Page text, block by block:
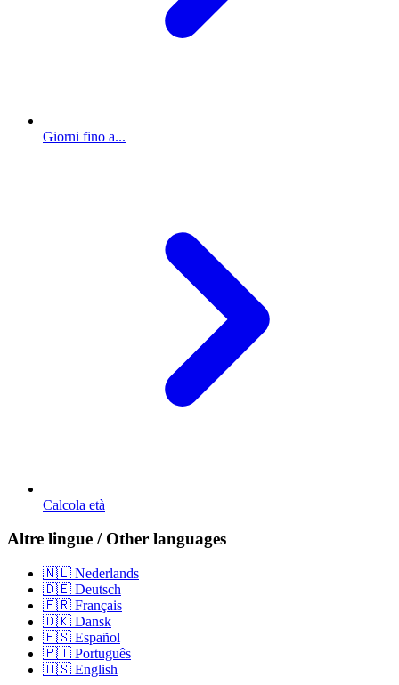
Giorni fino a...
Calcola età
Altre lingue / Other languages
🇳🇱 Nederlands
🇩🇪 Deutsch
🇫🇷 Français
🇩🇰 Dansk
🇪🇸 Español
🇵🇹 Português
🇺🇸 English